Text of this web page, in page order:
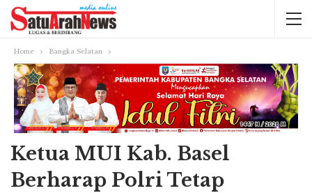
Home Bangka Selatan
Ketua MUI Kab. Basel
Berharap Polri Tetap